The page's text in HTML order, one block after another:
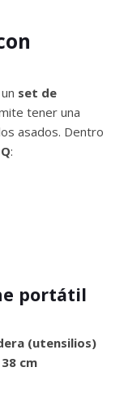
set de
tener una
asados. Dentro
:
portátil
(utensilios)
cm